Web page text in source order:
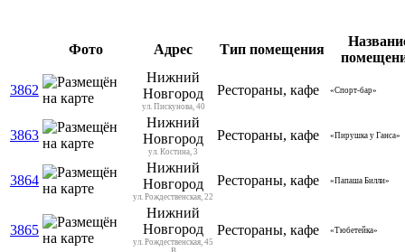
Фото Адрес Тип помещения
3862
Нижний
Новгород
ул. Пискунова, 40
Рестораны, кафе «Спорт-бар»
3863
Нижний
Новгород
ул. Костина, 3
Рестораны, кафе «Пирушка у Ганса»
3864
Нижний
Новгород
ул. Рождественская, 22
Рестораны, кафе «Папаша Билли»
3865
Нижний
Новгород
ул. Рождественская, 45
Рестораны, кафе «Тюбетейка»